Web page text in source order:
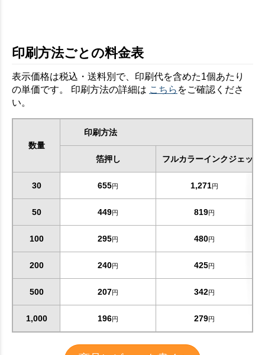
お買い物を続ける カートへ進む
印刷方法ごとの料金表
表示価格は税込・送料別で、印刷代を含めた1個あたり
の単価です。 印刷方法の詳細は こちら をご確認くださ
い。
数量
印刷方法
箔押し フルカラーインクジェット
30 655円 1,271円
50 449円 819円
100 295円 480円
200 240円 425円
500 207円 342円
1,000 196円 279円